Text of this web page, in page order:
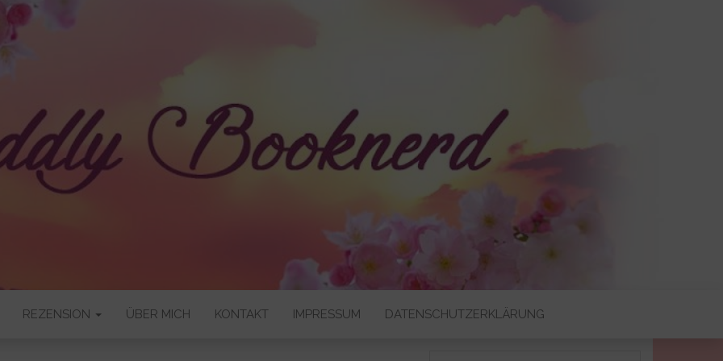
REZENSION ÜBER MICH KONTAKT IMPRESSUM DATENSCHUTZERKLÄRUNG